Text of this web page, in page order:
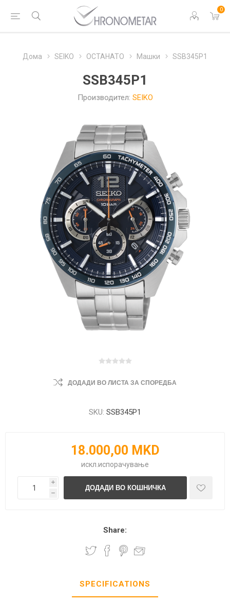
0
Дома SEIKO ОСТАНАТО Машки SSB345P1
SSB345P1
Производител: SEIKO
ДОДАДИ ВО ЛИСТА ЗА СПОРЕДБА
SKU: SSB345P1
18.000,00 MKD
искл. испорачување
i
h
Share:
SPECIFICATIONS